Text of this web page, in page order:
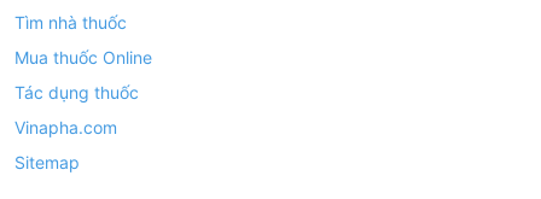
Tìm nhà thuốc
Mua thuốc Online
Tác dụng thuốc
Vinapha.com
Sitemap